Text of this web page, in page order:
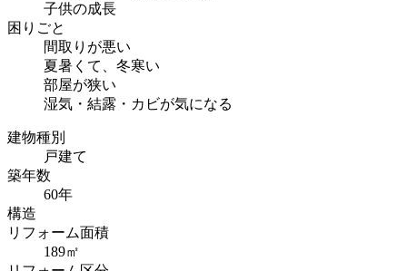
子供の成長
困りごと
間取りが悪い
夏暑くて、冬寒い
部屋が狭い
湿気・結露・カビが気になる
建物種別
戸建て
築年数
60年
構造
リフォーム面積
189㎡